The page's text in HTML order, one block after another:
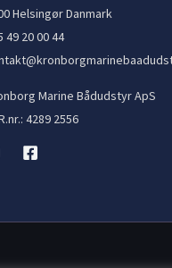
Helsingør Danmark
49 20 00 44
Marine Bådudstyr ApS
4289 2556